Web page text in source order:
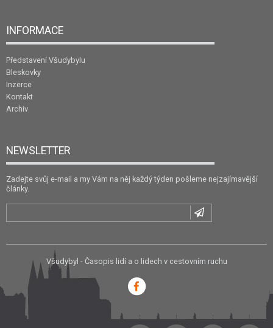
INFORMACE
Představení Všudybylu
Bleskovky
Inzerce
Kontakt
Archiv
NEWSLETTER
Zadejte svůj e-mail a my Vám na něj každý týden pošleme nejzajímavější
články.
Všudybyl - Časopis lidí a o lidech v cestovním ruchu